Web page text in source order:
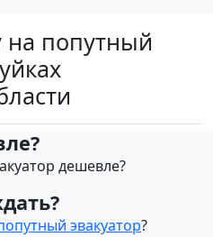
на попутный
дешевле?
эвакуатор?